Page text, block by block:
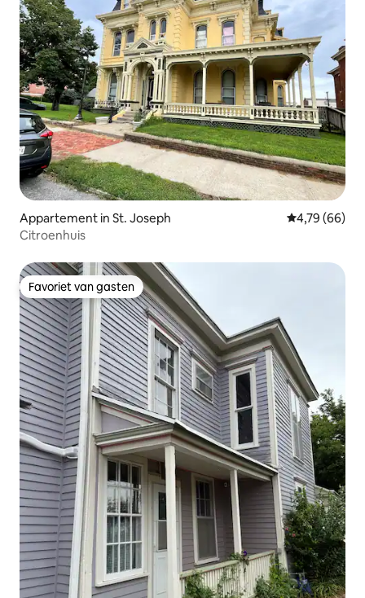
Appartement in St. Joseph Gemiddelde
4,79 (66)
Citroenhuis
Favoriet van gasten
Favoriet van gasten